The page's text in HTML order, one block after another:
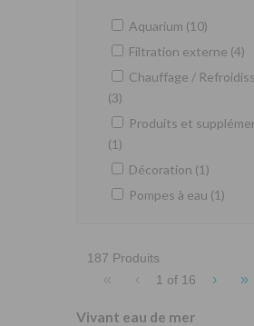
Aquarium (10)
Filtration externe (4)
Chauffage /
(3)
Produits et
(1)
Décoration (1)
Pompes à eau (1)
187 Produits
« ‹ 1 of 16 › »
Vivant eau de mer